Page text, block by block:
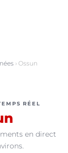
› Ossun
RÉEL
en direct